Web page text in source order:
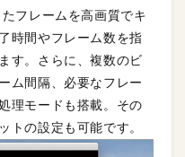
フレームを高画質でキ
時間やフレーム数を指
す。さらに、複数のビ
ム間隔、必要なフレー
理モードも搭載。その
トの設定も可能です。